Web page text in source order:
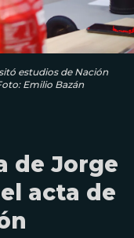
estudios de Nación
Emilio Bazán
de Jorge
acta de